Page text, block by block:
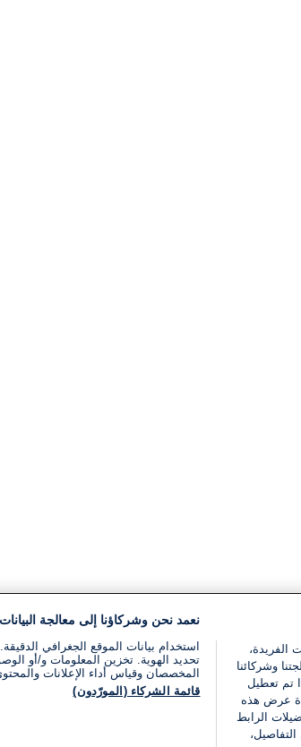
الفريدة،
وشركائنا
تم تعطيل
عرض هذه
الرابط
نعمد نحن وشركاؤنا إلى معالجة
استخدام بيانات الموقع الجغرافي
تحديد الهوية. تخزين المعلومات و/أو
المخصصان وقياس أداء الإعلانات
قائمة الشركاء (المورّدون)